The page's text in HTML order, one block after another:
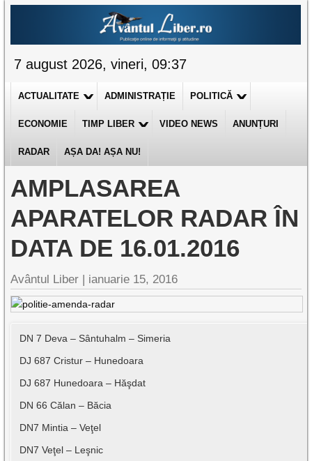
7 august 2026, vineri, 09:37
ACTUALITATE ADMINISTRAȚIE POLITICĂ
ECONOMIE TIMP LIBER VIDEO NEWS ANUNȚURI
RADAR AȘA DA! AȘA NU!
AMPLASAREA
APARATELOR RADAR ÎN
DATA DE 16.01.2016
Avântul Liber | ianuarie 15, 2016
DN 7 Deva – Sântuhalm – Simeria
DJ 687 Cristur – Hunedoara
DJ 687 Hunedoara – Hăşdat
DN 66 Călan – Băcia
DN7 Mintia – Veţel
DN7 Veţel – Leşnic